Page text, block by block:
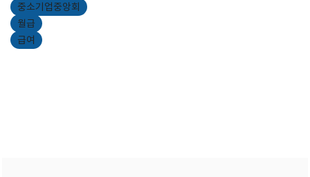
중소기업중앙회
월급
급여